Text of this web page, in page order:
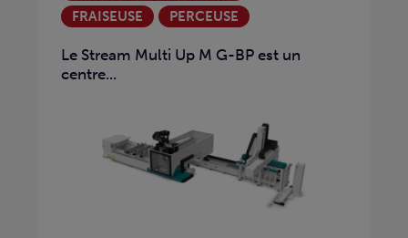
FRAISEUSE
PERCEUSE
Le Stream Multi Up M G-BP est un
centre...